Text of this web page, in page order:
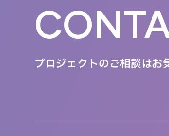
プロジェクトのご相談はお